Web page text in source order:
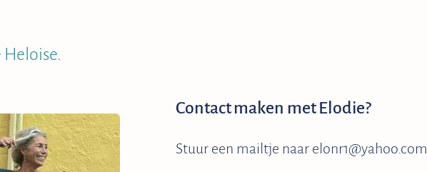
Heloise.
Contact maken met Elodie?
Stuur een mailtje naar elonr1@yahoo.com